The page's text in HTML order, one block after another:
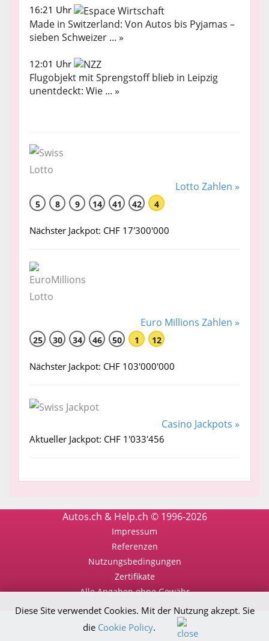
16:21 Uhr
Made in Switzerland: Von Autos bis Pyjamas –
sieben Schweizer ... »
12:01 Uhr
Flugobjekt mit Sprengstoff blieb in Leipzig
unentdeckt: Wie ... »
Lotto Zahlen »
5 8 9 14 41 42 4
Nächster Jackpot: CHF 17'300'000
Euro Millions Zahlen »
25 30 34 46 50 1 12
Nächster Jackpot: CHF 103'000'000
Casino Jackpots »
Aktueller Jackpot: CHF 1'033'456
Autos.ch & Help.ch © 1996-2026
Impressum
Referenzen
Nutzungsbedingungen
Zertifikate
Alle Angaben ohne Gewähr
Diese Site verwendet Cookies. Mit der Nutzung akzept. Sie
die Cookie Policy.